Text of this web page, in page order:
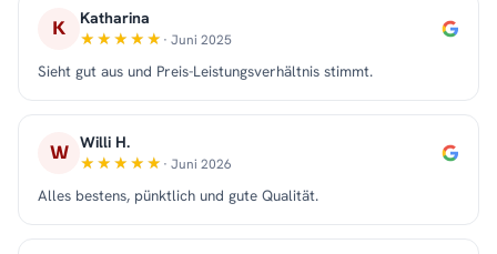
K Katharina
· Juni 2025
Sieht gut aus und Preis-Leistungsverhältnis stimmt.
W Willi H.
· Juni 2026
Alles bestens, pünktlich und gute Qualität.